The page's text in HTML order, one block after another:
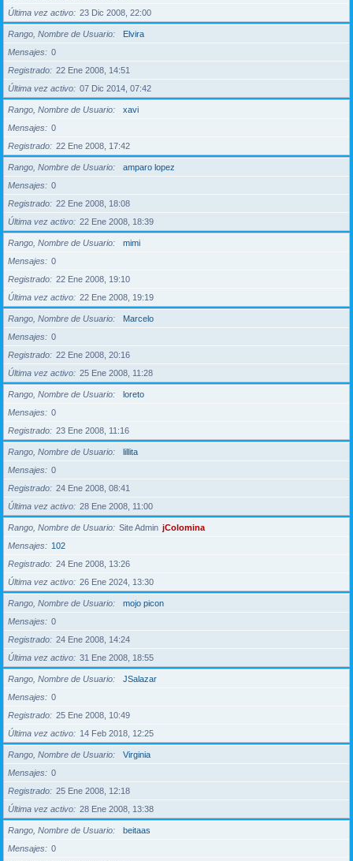
Última vez activo
23 Dic 2008, 22:00
Rango, Nombre de Usuario
Elvira
Mensajes
0
Registrado
22 Ene 2008, 14:51
Última vez activo
07 Dic 2014, 07:42
Rango, Nombre de Usuario
xavi
Mensajes
0
Registrado
22 Ene 2008, 17:42
Rango, Nombre de Usuario
amparo lopez
Mensajes
0
Registrado
22 Ene 2008, 18:08
Última vez activo
22 Ene 2008, 18:39
Rango, Nombre de Usuario
mimi
Mensajes
0
Registrado
22 Ene 2008, 19:10
Última vez activo
22 Ene 2008, 19:19
Rango, Nombre de Usuario
Marcelo
Mensajes
0
Registrado
22 Ene 2008, 20:16
Última vez activo
25 Ene 2008, 11:28
Rango, Nombre de Usuario
loreto
Mensajes
0
Registrado
23 Ene 2008, 11:16
Rango, Nombre de Usuario
lillita
Mensajes
0
Registrado
24 Ene 2008, 08:41
Última vez activo
28 Ene 2008, 11:00
Rango, Nombre de Usuario Site Admin jColomina
Mensajes
102
Registrado
24 Ene 2008, 13:26
Última vez activo
26 Ene 2024, 13:30
Rango, Nombre de Usuario
mojo picon
Mensajes
0
Registrado
24 Ene 2008, 14:24
Última vez activo
31 Ene 2008, 18:55
Rango, Nombre de Usuario
JSalazar
Mensajes
0
Registrado
25 Ene 2008, 10:49
Última vez activo
14 Feb 2018, 12:25
Rango, Nombre de Usuario
Virginia
Mensajes
0
Registrado
25 Ene 2008, 12:18
Última vez activo
28 Ene 2008, 13:38
Rango, Nombre de Usuario
beitaas
Mensajes
0